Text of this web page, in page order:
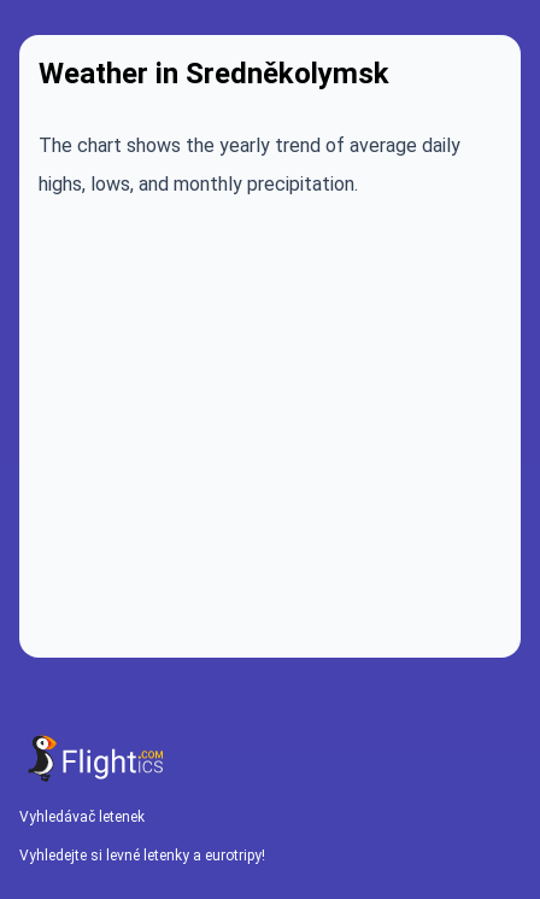
Weather in Sredněkolymsk
The chart shows the yearly trend of average daily
highs, lows, and monthly precipitation.
Vyhledávač letenek
Vyhledejte si levné letenky a eurotripy!